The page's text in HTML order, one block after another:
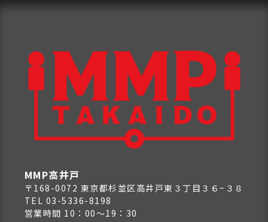
MMP高井戸
〒168-0072 東京都杉並区高井戸東３丁目３６−３８
TEL 03-5336-8198
営業時間 10：00～19：30